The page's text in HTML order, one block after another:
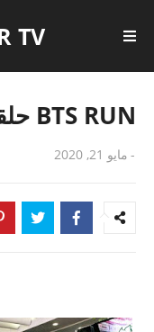
TV
BTS RUN حلقة 17 مترجمة للعربية
- مايو 21, 2020